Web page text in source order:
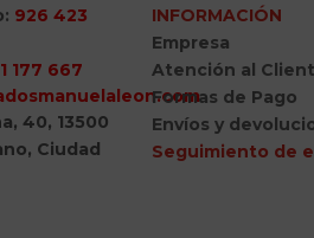
926 423
177 667
40, 13500
Ciudad
INFORMACIÓN
Empresa
Atención al
Formas de Pago
Envíos y
Seguimiento de